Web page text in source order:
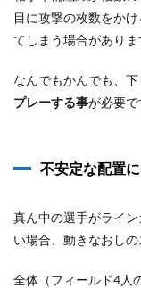
目に攻撃の枚数をか
てしまう場合がありま
なんでもかんでも、
プレーする事が必要で
不安定な配置
真ん中の選手がライ
い場合、動きなおしの
全体（フィールド4人